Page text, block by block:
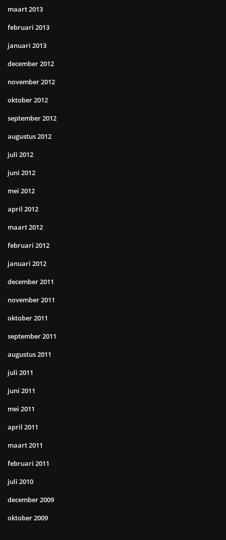
maart 2013
februari 2013
januari 2013
december 2012
november 2012
oktober 2012
september 2012
augustus 2012
juli 2012
juni 2012
mei 2012
april 2012
maart 2012
februari 2012
januari 2012
december 2011
november 2011
oktober 2011
september 2011
augustus 2011
juli 2011
juni 2011
mei 2011
april 2011
maart 2011
februari 2011
juli 2010
december 2009
oktober 2009